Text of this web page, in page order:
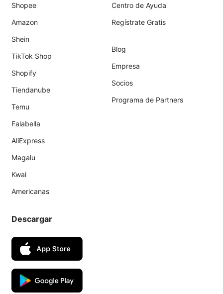
Shopee
Amazon
Shein
TikTok Shop
Shopify
Tiendanube
Temu
Falabella
AliExpress
Magalu
Kwai
Americanas
Centro de Ayuda
Regístrate Gratis
Blog
Empresa
Socios
Programa de Partners
Descargar